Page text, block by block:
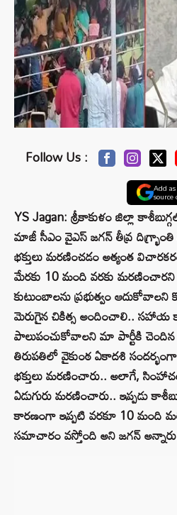
Follow Us :
Add
source
YS Jagan: శ్రీకాకుళం జిల్లా
మాజీ సీఎం వైఎస్ జగన్ తీవ్ర దిగ్భ్రాంతి
భక్తులు మరణించడం అత్యంత
మేరకు 10 మంది వరకు
కుటుంబాలను ప్రభుత్వం
మెరుగైన చికిత్స అందించాలి.. సహాయ
పాలుపంచుకోవాలని మా పార్టీకి
తిరుపతిలో వైకుంఠ ఏకాదశి
భక్తులు మరణించారు.. అలాగే,
ఏడుగురు మరణించారు.. ఇప్పడు
కారణంగా ఇప్పటి వరకూ 10
సమాచారం వస్తోంది అని జగన్